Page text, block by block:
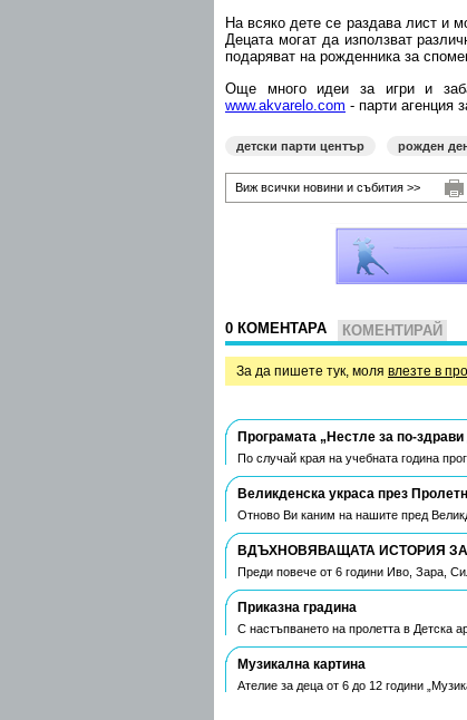
На всяко дете се раздава лист и
Децата могат да използват
подаряват на рожденника за
Още много идеи за игри и
www.akvarelo.com - парти агенция
детски парти център рожден
Виж всички новини и събития >>
0 КОМЕНТАРА КОМЕНТИРАЙ
За да пишете тук, моля влезте в
Програмата „Нестле за по-
По случай края на учебната година
Великденска украса през
Отново Ви каним на нашите пред
ВДЪХНОВЯВАЩАТА ИСТОРИЯ ЗА
Преди повече от 6 години Иво, Зара,
Приказна градина
С настъпването на пролетта в Детска
Музикална картина
Ателие за деца от 6 до 12 години